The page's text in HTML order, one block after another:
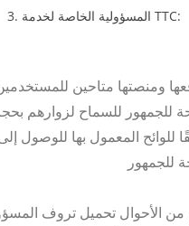
المسؤولية الخاصة لخدمة TTC:
ومنصتها متاحين
للجمهور للسماح لزوارهم
للوائح المعمول بها للوصول
من الأحوال تحميل تروف